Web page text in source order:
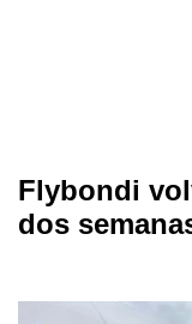
Flybondi
dos